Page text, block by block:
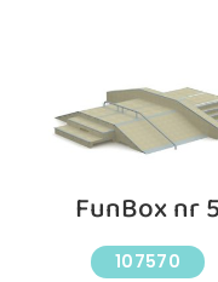
FunBox nr 5
107570